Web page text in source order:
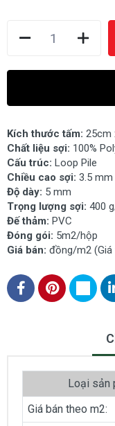
Kích thước tấm: 25cm
Chất liệu sợi: 100%
Cấu trúc: Loop Pile
Chiều cao sợi: 3.5 mm
Độ dày: 5 mm
Trọng lượng sợi: 400
Đế thảm: PVC
Đóng gói: 5m2/hộp
Giá bán: đồng/m2 (Giá
Loại sản
Giá bán theo m2: